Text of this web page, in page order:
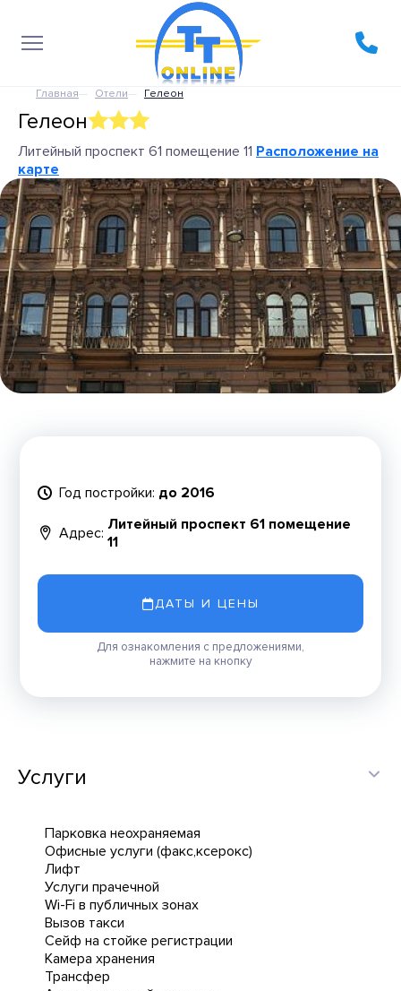
Главная Отели Гелеон
Гелеон
Литейный проспект 61 помещение 11 Расположение на
карте
Год постройки: до 2016
Адрес: Литейный проспект 61 помещение
11
ДАТЫ И ЦЕНЫ
Для ознакомления с предложениями,
нажмите на кнопку
Услуги
Парковка неохраняемая
Офисные услуги (факс,ксерокс)
Лифт
Услуги прачечной
Wi-Fi в публичных зонах
Вызов такси
Сейф на стойке регистрации
Камера хранения
Трансфер